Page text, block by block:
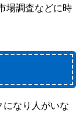
場調査などに時
になり人がいな